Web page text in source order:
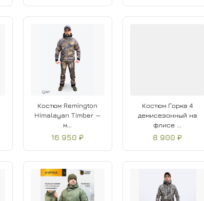
Костюм Remington
Himalayan Timber —
м...
16 950 ₽
Костюм Горка 4
демисезонный на
флисе ...
8 900 ₽